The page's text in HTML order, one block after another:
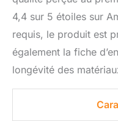
4,4 sur 5 étoiles sur
requis, le produit est
également la fiche
longévité des